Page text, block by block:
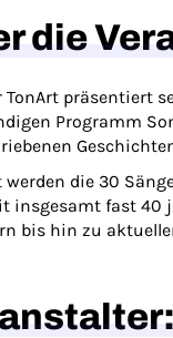
die
TonArt präsentiert
Programm
werden die 30
insgesamt fast 40
bis hin zu